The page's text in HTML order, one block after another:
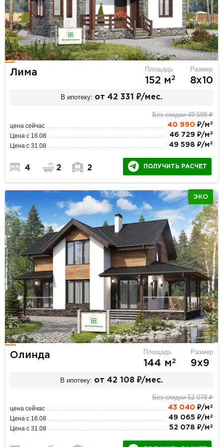
Лима Площадь
152 м2
Размер
8х10
В ипотеку: от 42 331 ₽/мес.
Без скидки 49 598 ₽
цена сейчас 40 990 ₽/м 2
Цена с 16.08 46 729 ₽/м 2
Цена с 31.08 49 598 ₽/м 2
4 2 2 ПОЛУЧИТЬ РАСЧЕТ
ЭКО
Олинда Площадь
144 м2
Размер
9х9
В ипотеку: от 42 108 ₽/мес.
Без скидки 52 078 ₽
цена сейчас 43 040 ₽/м 2
Цена с 16.08 49 065 ₽/м 2
Цена с 31.08 52 078 ₽/м 2